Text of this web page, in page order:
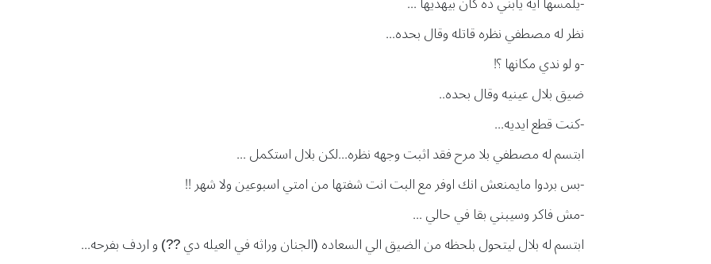
نظر له مصطفي نظره قاتله وقال بحده...
-و لو ندي مكانها ؟!
ضيق بلال عينيه وقال بحده..
-كنت قطع ايديه...
ابتسم له مصطفي بلا مرح فقد اثبت وجهه نظره...لكن بلال استكمل ...
-بس بردوا مايمنعش انك اوفر مع البت انت شفتها من امتي اسبوعين ولا شهر !!
-مش فاكر وسيبني بقا في حالي ...
ابتسم له بلال ليتحول بلحظه من الضيق الي السعاده (الجنان وراثه في العيله دي ??) و اردف بفرحه...